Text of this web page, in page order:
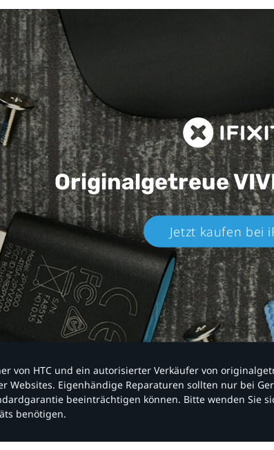
Originalgetreue
Jetzt kaufen bei
von HTC und ein autorisierter Verkäufer von
Websites. Eigenhändige Reparaturen sollten nur bei
beeinträchtigen können. Bitte wenden Sie
benötigen.​